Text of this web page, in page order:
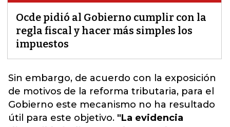
Ocde pidió al Gobierno cumplir con la
regla fiscal y hacer más simples los
impuestos
Sin embargo, de acuerdo con la exposición
de motivos de la reforma tributaria, para el
Gobierno este mecanismo no ha resultado
útil para este objetivo. "La evidencia